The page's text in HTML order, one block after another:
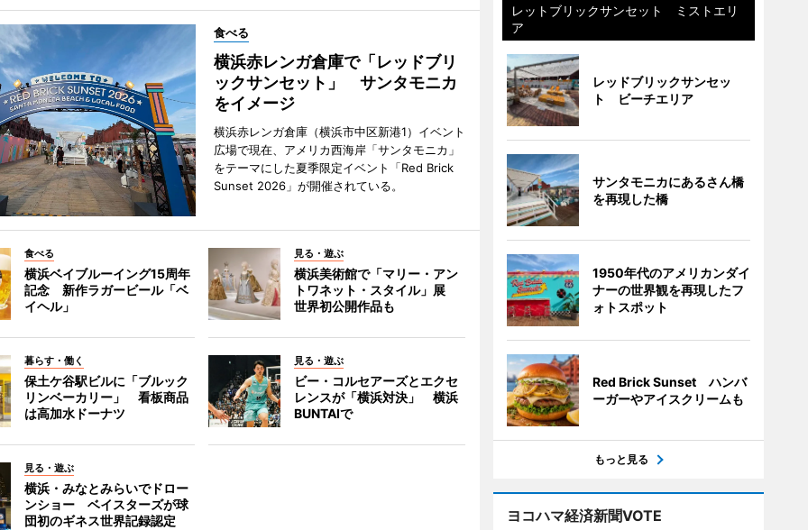
食べる
横浜赤レンガ倉庫で「レッドブリ
ックサンセット」 サンタモニカ
をイメージ
横浜赤レンガ倉庫（横浜市中区新港1）イベント
広場で現在、アメリカ西海岸「サンタモニカ」
をテーマにした夏季限定イベント「Red Brick
Sunset 2026」が開催されている。
食べる
横浜ベイブルーイング15周年
記念 新作ラガービール「ベ
イヘル」
見る・遊ぶ
横浜美術館で「マリー・アン
トワネット・スタイル」展
世界初公開作品も
暮らす・働く
保土ケ谷駅ビルに「ブルック
リンベーカリー」 看板商品
は高加水ドーナツ
見る・遊ぶ
ビー・コルセアーズとエクセ
レンスが「横浜対決」 横浜
BUNTAIで
見る・遊ぶ
横浜・みなとみらいでドロー
ンショー ベイスターズが球
団初のギネス世界記録認定
レットブリックサンセット ミストエリ
ア
レッドブリックサンセッ
ト ビーチエリア
サンタモニカにあるさん橋
を再現した橋
1950年代のアメリカンダイ
ナーの世界観を再現したフ
ォトスポット
Red Brick Sunset ハンバ
ーガーやアイスクリームも
もっと見る
ヨコハマ経済新聞VOTE